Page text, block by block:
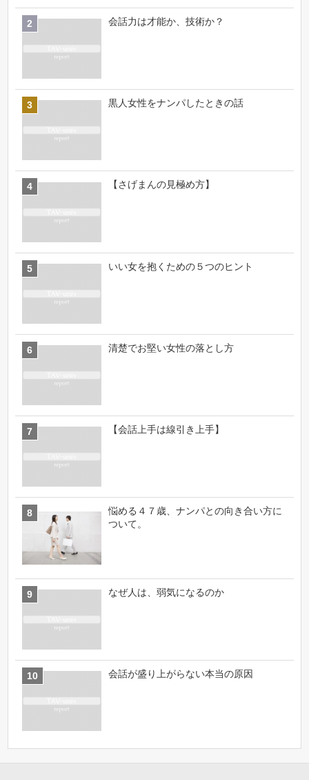
会話力は才能か、技術か？
黒人女性をナンパしたときの話
【さげまんの見極め方】
いい女を抱くための５つのヒント
清楚でお堅い女性の落とし方
【会話上手は線引き上手】
悩める４７歳、ナンパとの向き合い方に
ついて。
なぜ人は、弱気になるのか
会話が盛り上がらない本当の原因